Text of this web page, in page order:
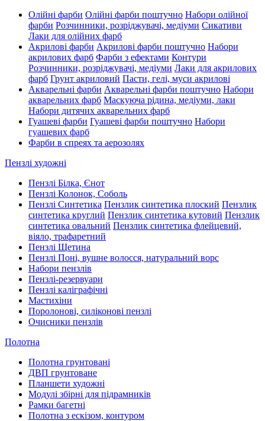
Олійні фарби Олійні фарби поштучно Набори олійної
фарби Розчинники, розріджувачі, медіуми Сикативи
Лаки для олійних фарб
Акрилові фарби Акрилові фарби поштучно Набори
акрилових фарб Фарби з ефектами Контури
Розчинники, розріджувачі, медіуми Лаки для акрилових
фарб Грунт акриловий Пасти, гелі, муси акрилові
Акварельні фарби Акварельні фарби поштучно Набори
акварельних фарб Маскуюча рідина, медіуми, лаки
Набори дитячих акварельних фарб
Гуашеві фарби Гуашеві фарби поштучно Набори
гуашевих фарб
Фарби в спреях та аерозолях
Пензлі художні
Пензлі Білка, Єнот
Пензлі Колонок, Соболь
Пензлі Синтетика Пензлик синтетика плоский Пензлик
синтетика круглий Пензлик синтетика кутовий Пензлик
синтетика овальний Пензлик синтетика флейцевий,
віяло, трафаретний
Пензлі Щетина
Пензлі Поні, вушне волосся, натуральний ворс
Набори пензлів
Пензлі-резервуари
Пензлі каліграфічні
Мастихіни
Поролонові, силіконові пензлі
Очисники пензлів
Полотна
Полотна грунтовані
ДВП грунтоване
Планшети художні
Модулі збірні для підрамників
Рамки багетні
Полотна з ескізом, контуром